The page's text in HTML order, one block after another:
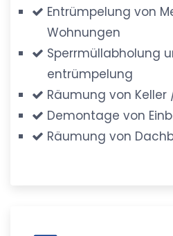
Entrümpelung von
Wohnungen
Sperrmüllabholung
entrümpelung
Räumung von Keller
Demontage von
Räumung von